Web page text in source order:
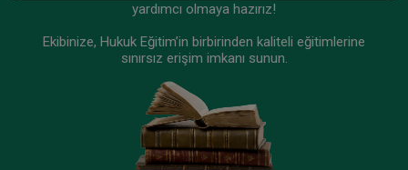
yardımcı olmaya hazırız!
Ekibinize, Hukuk Eğitim’in birbirinden kaliteli eğitimlerine
sınırsız erişim imkanı sunun.